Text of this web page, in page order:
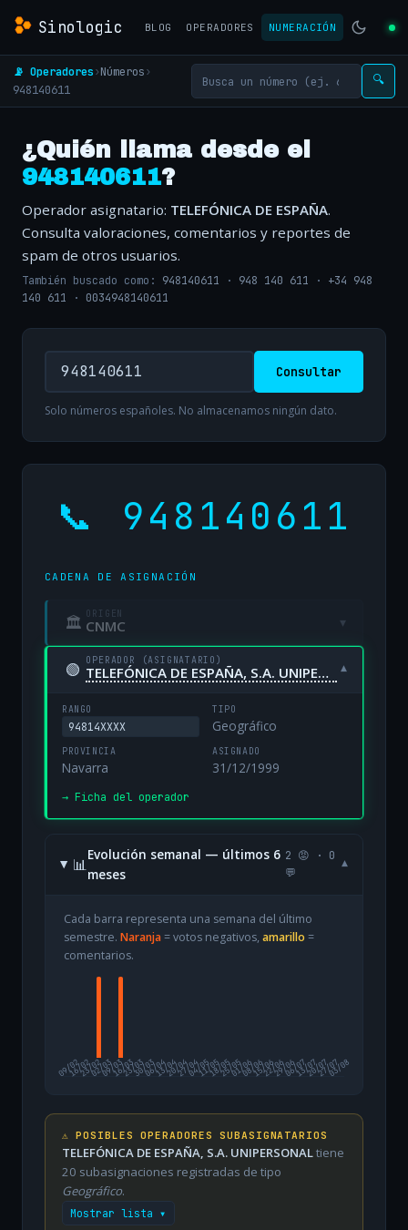
Sinologic BLOG OPERADORES NUMERACIÓN
📡 Operadores›Números›
948140611
🔍
¿Quién llama desde el
948140611?
Operador asignatario: TELEFÓNICA DE ESPAÑA.
Consulta valoraciones, comentarios y reportes de
spam de otros usuarios.
También buscado como: 948140611 · 948 140 611 · +34 948
140 611 · 0034948140611
Consultar
Solo números españoles. No almacenamos ningún dato.
📞 948140611
CADENA DE ASIGNACIÓN
🏛 ORIGEN
CNMC ▾
🟢 OPERADOR (ASIGNATARIO)
TELEFÓNICA DE ESPAÑA, S.A. UNIPERSONAL ▾
RANGO
94814XXXX
TIPO
Geográfico
PROVINCIA
Navarra
ASIGNADO
31/12/1999
→ Ficha del operador
📊
Evolución semanal — últimos 6
meses
2 😡 · 0
💬
▾
Cada barra representa una semana del último
semestre. Naranja= votos negativos, amarillo =
comentarios.
09/02
16/0223/0202/0309/0316/0323/0330/0306/0413/0420/0427/0404/0511/0518/0525/0501/0608/0615/0622/0629/0606/0713/0720/0727/07
03/08
⚠️ POSIBLES OPERADORES SUBASIGNATARIOS
TELEFÓNICA DE ESPAÑA, S.A. UNIPERSONALtiene
20 subasignaciones registradas de tipo
Geográfico.
Mostrar lista ▾